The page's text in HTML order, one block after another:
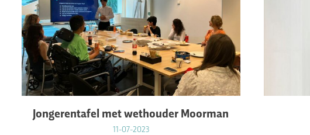
Nieuws
Jongerentafel met wethouder Moorman
11-07-2023